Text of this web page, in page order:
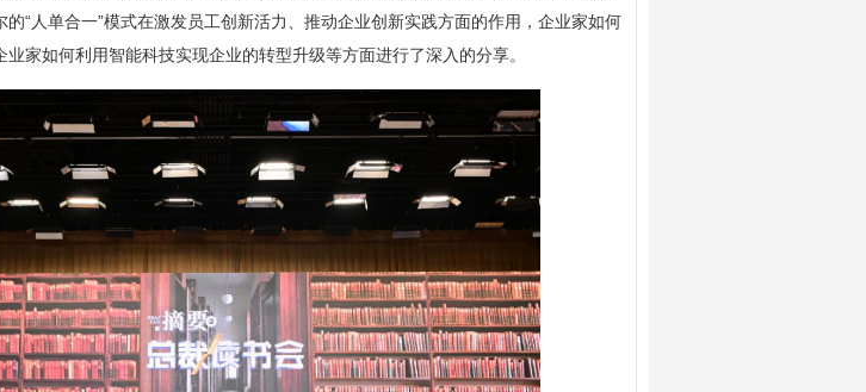
“人单合一”模式在激发员工创新活力、推动企业创新实践方面的作用，企业家如何
家如何利用智能科技实现企业的转型升级等方面进行了深入的分享。